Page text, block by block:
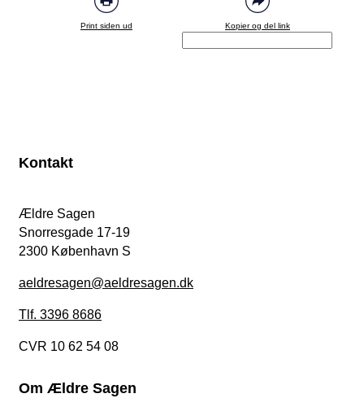
Print siden ud Kopier og del link
Kontakt
Ældre Sagen
Snorresgade 17-19
2300 København S
aeldresagen@aeldresagen.dk
Tlf. 3396 8686
CVR 10 62 54 08
Om Ældre Sagen